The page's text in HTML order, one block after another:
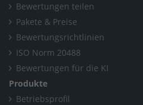
Bewertungen teilen
Pakete & Preise
Bewertungsrichtlinien
ISO Norm 20488
Bewertungen für die KI
Produkte
Betriebsprofil